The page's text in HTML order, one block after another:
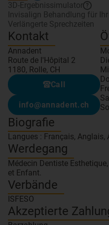
3D-Ergebnissimulator ?
Invisalign Behandlung für Ihr
Verlängerte Sprechzeiten
Kontakt
Annadent
Route de l'Hôpital 2
1180, Rolle, CH
Call
info@annadent.ch
Biografie
Langues : Français, Anglais,
Werdegang
Médecin Dentiste
et Enfant.
Verbände
ISFESO
Akzeptierte